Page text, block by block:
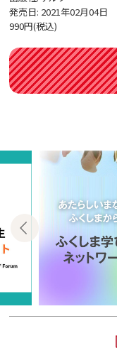
発売日: 2021年02月04日
990円(税込)